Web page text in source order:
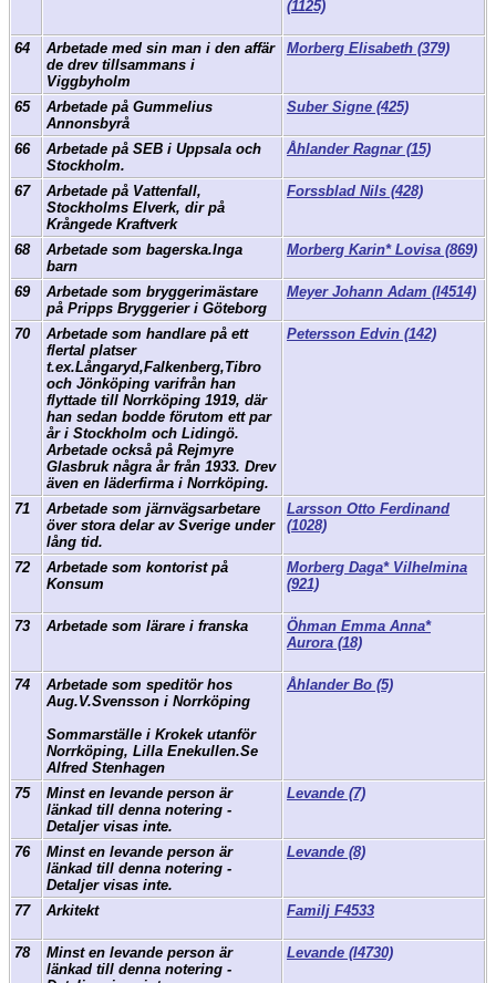
(1125)
64
Arbetade med sin man i den affär
de drev tillsammans i
Viggbyholm
Morberg Elisabeth (379)
65
Arbetade på Gummelius
Annonsbyrå
Suber Signe (425)
66
Arbetade på SEB i Uppsala och
Stockholm.
Åhlander Ragnar (15)
67
Arbetade på Vattenfall,
Stockholms Elverk, dir på
Krångede Kraftverk
Forssblad Nils (428)
68
Arbetade som bagerska.Inga
barn
Morberg Karin* Lovisa (869)
69
Arbetade som bryggerimästare
på Pripps Bryggerier i Göteborg
Meyer Johann Adam (I4514)
70
Arbetade som handlare på ett
flertal platser
t.ex.Långaryd,Falkenberg,Tibro
och Jönköping varifrån han
flyttade till Norrköping 1919, där
han sedan bodde förutom ett par
år i Stockholm och Lidingö.
Arbetade också på Rejmyre
Glasbruk några år från 1933. Drev
även en läderfirma i Norrköping.
Petersson Edvin (142)
71
Arbetade som järnvägsarbetare
över stora delar av Sverige under
lång tid.
Larsson Otto Ferdinand
(1028)
72
Arbetade som kontorist på
Konsum
Morberg Daga* Vilhelmina
(921)
73 Arbetade som lärare i franska
Öhman Emma Anna*
Aurora (18)
74
Arbetade som speditör hos
Aug.V.Svensson i Norrköping
Sommarställe i Krokek utanför
Norrköping, Lilla Enekullen.Se
Alfred Stenhagen
Åhlander Bo (5)
75
Minst en levande person är
länkad till denna notering -
Detaljer visas inte.
Levande (7)
76
Minst en levande person är
länkad till denna notering -
Detaljer visas inte.
Levande (8)
77 Arkitekt Familj F4533
78
Minst en levande person är
länkad till denna notering -
Levande (I4730)